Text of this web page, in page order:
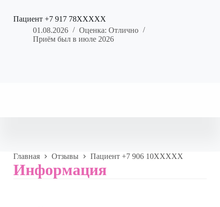
Пациент +7 917 78XXXXX
01.08.2026
Оценка: Отлично
Приём был в июле 2026
Главная Отзывы Пациент +7 906 10XXXXX
Информация